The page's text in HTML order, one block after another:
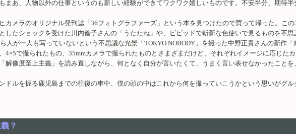
まあ、人物以外の仕事というのも新しい経験ができてワクワク嬉しいものです。不安半分、期待半
カメラのオリジナル発刊誌「36フォトグラファーズ」という本を見つけたので買って帰った。こ
したショックを受けた川内倫子さんの「うたたね」や、ビビッドで斬新な色使いで見るものを不
人が一人も写っていないという不思議な光景「TOKYO NOBODY」を撮った中野正貴さんの新作
4×5で撮られたもの、35mmカメラで撮られたものとさまざまだけど、それぞれイメージに応じた
解像度至上主義」を読み直しながら、何となく自分が言いたくて、うまく言い表せなかったこと
ドルを握る鹿児島までの往復の車中、僕の頭の中はこれから何を撮っていこうかという思いがグル
？